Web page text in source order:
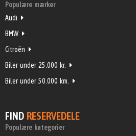
Populære mærker
Audi
BMW
Citroën
Biler under 25.000 kr.
Biler under 50.000 km.
FIND RESERVEDELE
Populære kategorier